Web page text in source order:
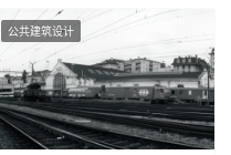
Barozzi Veiga
公共建筑设计